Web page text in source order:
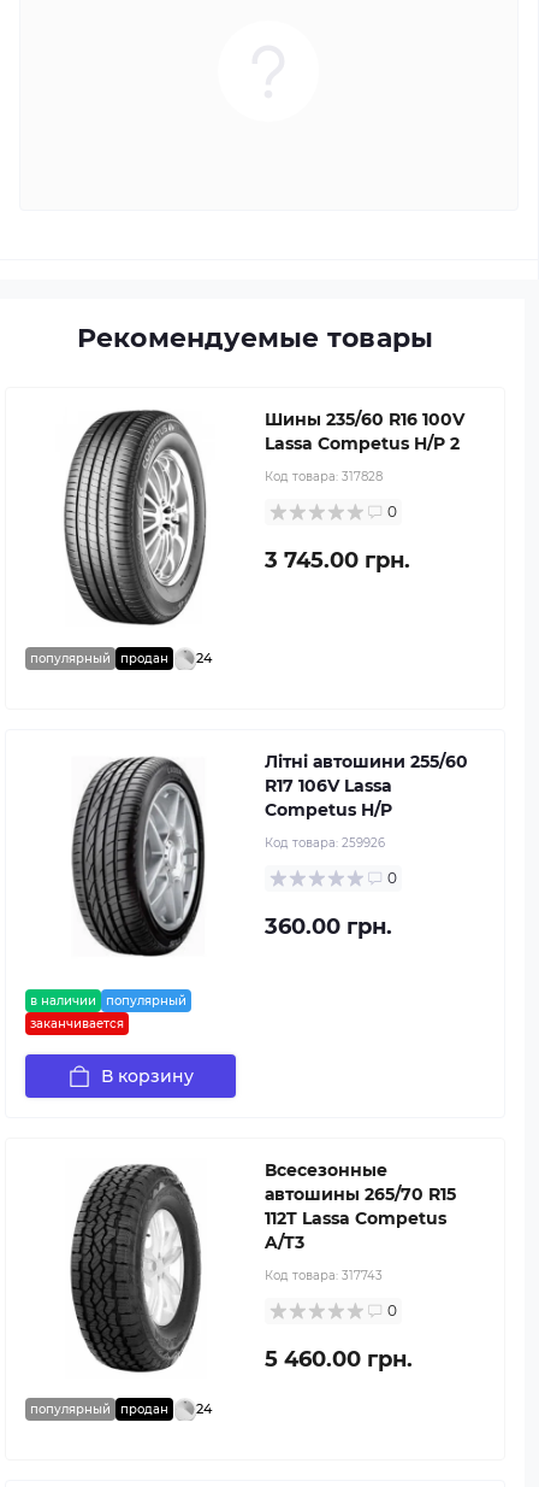
Рекомендуемые товары
популярный продан 24
Шины 235/60 R16 100V
Lassa Competus H/P 2
Код товара: 317828
0
3 745.00 грн.
в наличии
популярный
заканчивается
Літні автошини 255/60
R17 106V Lassa
Competus H/P
Код товара: 259926
0
360.00 грн.
В корзину
популярный продан 24
Всесезонные
автошины 265/70 R15
112T Lassa Competus
A/T3
Код товара: 317743
0
5 460.00 грн.